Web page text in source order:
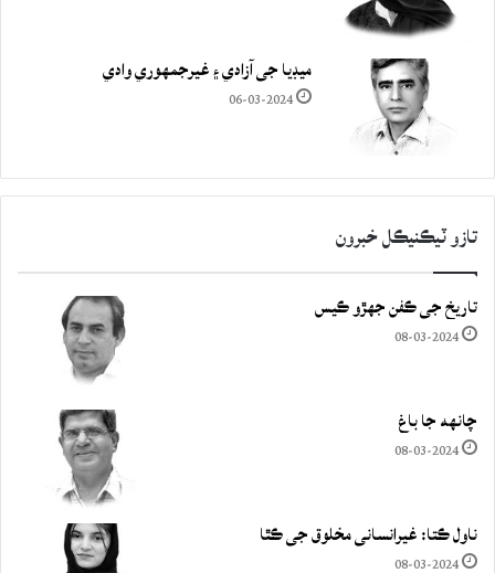
ميڊيا جي آزادي ۽ غيرجمھوري وادي
06-03-2024
تازو ٽيڪنيڪل خبرون
تاريخ جي ڪفن جھڙو ڪيس
08-03-2024
چانهه جا باغ
08-03-2024
ناول ڪتا: غيرانساني مخلوق جي ڪٿا
08-03-2024